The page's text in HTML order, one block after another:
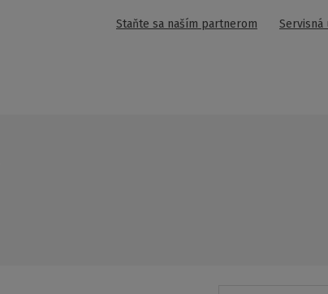
Staňte sa naším partnerom Servisná